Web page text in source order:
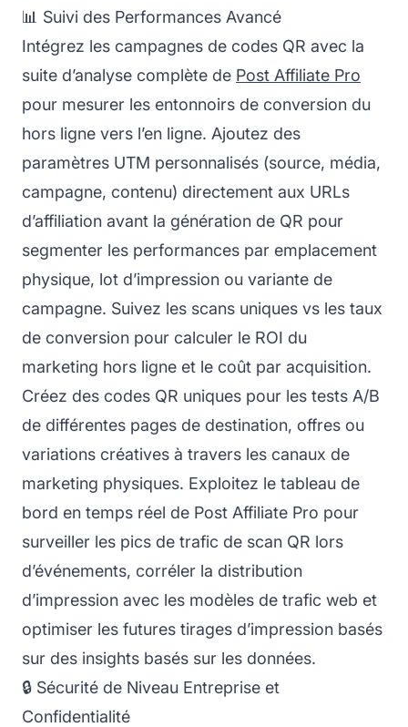
📊 Suivi des Performances Avancé
Intégrez les campagnes de codes QR avec la
suite d’analyse complète de Post Affiliate Pro
pour mesurer les entonnoirs de conversion du
hors ligne vers l’en ligne. Ajoutez des
paramètres UTM personnalisés (source, média,
campagne, contenu) directement aux URLs
d’affiliation avant la génération de QR pour
segmenter les performances par emplacement
physique, lot d’impression ou variante de
campagne. Suivez les scans uniques vs les taux
de conversion pour calculer le ROI du
marketing hors ligne et le coût par acquisition.
Créez des codes QR uniques pour les tests A/B
de différentes pages de destination, offres ou
variations créatives à travers les canaux de
marketing physiques. Exploitez le tableau de
bord en temps réel de Post Affiliate Pro pour
surveiller les pics de trafic de scan QR lors
d’événements, corréler la distribution
d’impression avec les modèles de trafic web et
optimiser les futures tirages d’impression basés
sur des insights basés sur les données.
🔒 Sécurité de Niveau Entreprise et
Confidentialité